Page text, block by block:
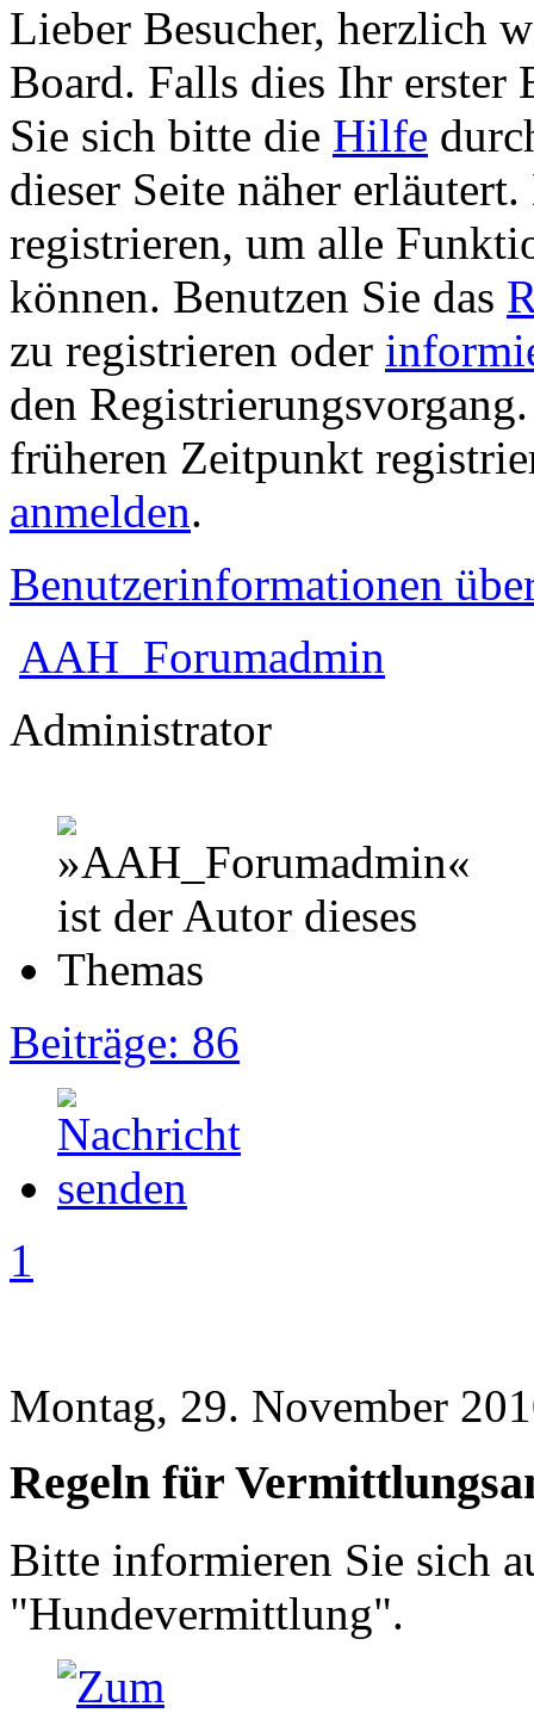
Lieber Besucher, herzlich
Board. Falls dies Ihr erster
Sie sich bitte die Hilfe
dieser Seite näher
registrieren, um alle
können. Benutzen Sie das
zu registrieren oder
den
früheren Zeitpunkt
anmelden.
Benutzerinformationen
AAH_Forumadmin
Administrator
Beiträge: 86
1
Montag, 29. November
Regeln für
Bitte informieren Sie sich
"Hundevermittlung".